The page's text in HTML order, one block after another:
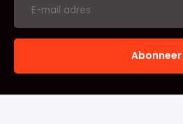
Abonneer